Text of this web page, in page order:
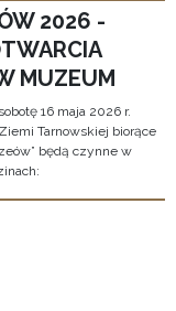
2026 -
MUZEUM
16 maja 2026 r.
Tarnowskiej biorące
będą czynne w